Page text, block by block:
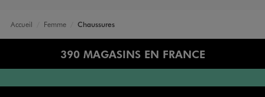
Accueil Femme Chaussures
390 MAGASINS EN FRANCE